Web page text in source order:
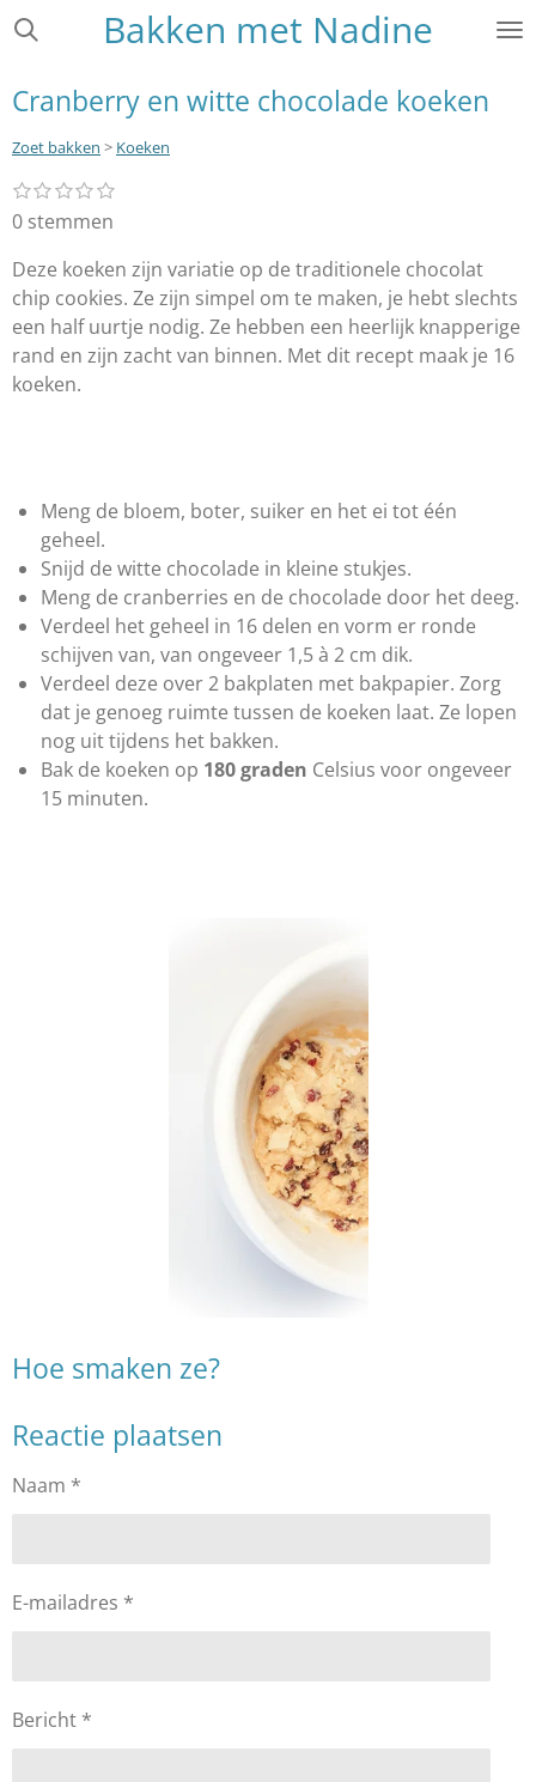
Ga
de
hoofdinhoud
Bakken met Nadine
Cranberry en witte chocolade koeken
Zoet bakken > Koeken
R
a
i
n
g
:
0
e
n
1
s
t
r
2
t
r
r
e
n
3
t
r
r
e
n
4
t
r
r
e
n
5
t
r
r
e
n
S
m
m
e
n
0 stemmen
Deze koeken zijn variatie op de traditionele chocolat
chip cookies. Ze zijn simpel om te maken, je hebt slechts
een half uurtje nodig. Ze hebben een heerlijk knapperige
rand en zijn zacht van binnen. Met dit recept maak je 16
koeken.
Meng de bloem, boter, suiker en het ei tot één
geheel.
Snijd de witte chocolade in kleine stukjes.
Meng de cranberries en de chocolade door het deeg.
Verdeel het geheel in 16 delen en vorm er ronde
schijven van, van ongeveer 1,5 à 2 cm dik.
Verdeel deze over 2 bakplaten met bakpapier. Zorg
dat je genoeg ruimte tussen de koeken laat. Ze lopen
nog uit tijdens het bakken.
Bak de koeken op 180 graden Celsius voor ongeveer
15 minuten.
Hoe smaken ze?
Reactie plaatsen
Naam *
E-mailadres *
Bericht *